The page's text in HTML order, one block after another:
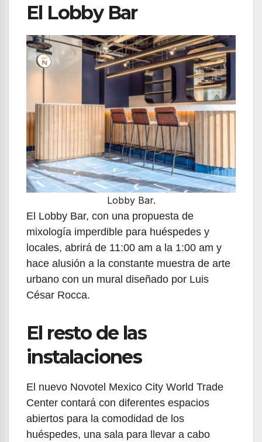
El Lobby Bar
Lobby Bar.
El Lobby Bar, con una propuesta de
mixología imperdible para huéspedes y
locales, abrirá de 11:00 am a la 1:00 am y
hace alusión a la constante muestra de arte
urbano con un mural diseñado por Luis
César Rocca.
El resto de las
instalaciones
El nuevo Novotel Mexico City World Trade
Center contará con diferentes espacios
abiertos para la comodidad de los
huéspedes, una sala para llevar a cabo